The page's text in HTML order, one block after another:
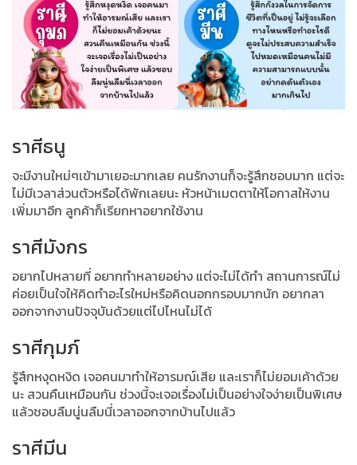
ราศีธนู
จะมีงานใหม่ๆเข้ามาเยอะมากเลย คนรักงานก็จะรู้สึกชอบมาก แต่จะ
ไม่มีเวลาส่วนตัวหรือได้พักเลยนะ หัวหน้าเมตตาให้โอกาสให้งาน
เพิ่มมาอีก ลูกค้าก็เรียกหาอยากใช้งาน
ราศีมังกร
อยากไปหลายที่ อยากทำหลายอย่าง แต่จะไม่ได้ทำ สถานการณ์ไม่
ค่อยเป็นใจให้คิดทำอะไรใหม่หรือคิดนอกกรอบมากนัก อยากลา
ออกจากงานปัจจุบันด้วยแต่ไปไหนไม่ได้
ราศีกุมภ์
รู้สึกหงุดหงิด เจอคนมาทำให้อารมณ์เสีย และเราก็ไม่ยอมเค้าด้วย
นะ สวนคืนเหมือนกัน ช่วงนี้จะเจอเรื่องไม่เป็นอย่างใจง่ายเป็นพิเศษ
แล้วชอบลืมนู่นลืมนี่เวลาออกจากบ้านไปแล้ว
ราศีมีน